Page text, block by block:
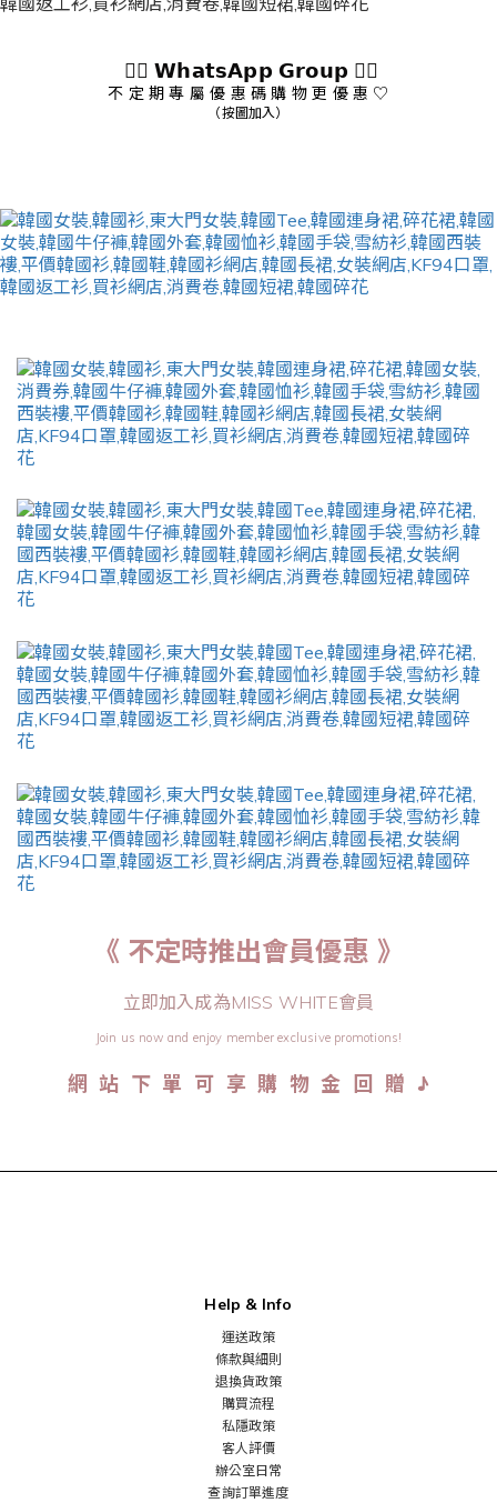
👇🏻 𝗪𝗵𝗮𝘁𝘀𝗔𝗽𝗽 𝗚𝗿𝗼𝘂𝗽 👇🏻
不 定 期 專 屬 優 惠 碼 購 物 更 優 惠 ♡
（按圖加入）
《 不定時推出會員優惠 》
立即加入成為MISS WHITE會員
Join us now and enjoy member exclusive promotions!
網 站 下 單 可 享 購 物 金 回 贈 ♪
Help & Info
運送政策
條款與細則
退換貨政策
購買流程
私隱政策
客人評價
辦公室日常
查詢訂單進度